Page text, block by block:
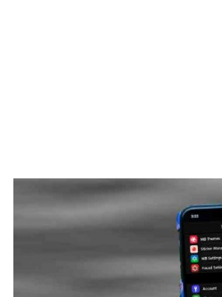
Frankenstein45.Com